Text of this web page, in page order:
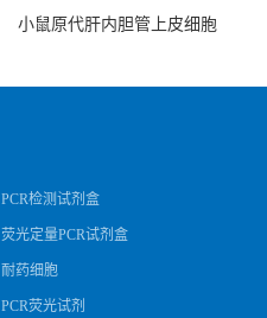
小鼠原代肝内胆管上皮细胞
PCR检测试剂盒
荧光定量PCR试剂盒
耐药细胞
PCR荧光试剂